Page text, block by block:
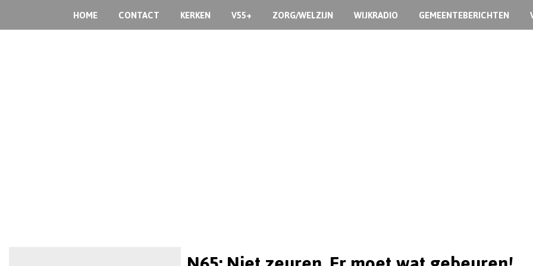
HOME CONTACT KERKEN V55+ ZORG/WELZIJN WIJKRADIO GEMEENTEBERICHTEN